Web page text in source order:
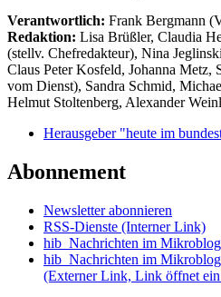
Verantwortlich: Frank Bergmann
Redaktion: Lisa Brüßler, Claudia
(stellv. Chefredakteur), Nina
Claus Peter Kosfeld, Johanna Metz,
vom Dienst), Sandra Schmid,
Helmut Stoltenberg, Alexander
Herausgeber "heute im
Abonnement
Newsletter abonnieren
RSS-Dienste (Interner Link)
hib_Nachrichten im
hib_Nachrichten im
(Externer Link, Link öffnet ein